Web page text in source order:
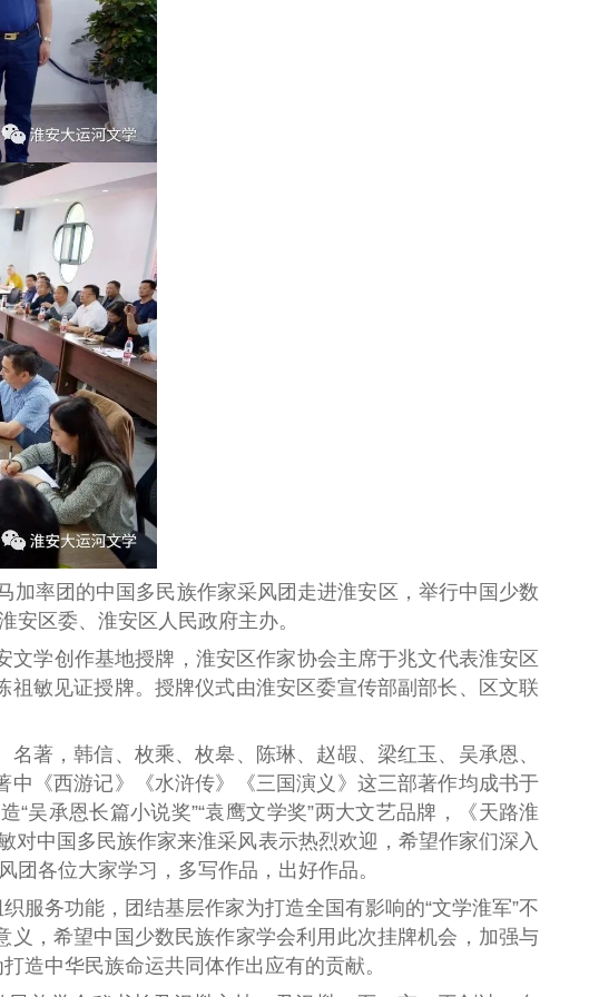
率团的中国多民族作家采风团走进淮安区，举行中国少数
安区委、淮安区人民政府主办。
学创作基地授牌，淮安区作家协会主席于兆文代表淮安区
祖敏见证授牌。授牌仪式由淮安区委宣传部副部长、区文联
著，韩信、枚乘、枚皋、陈琳、赵嘏、梁红玉、吴承恩、
《西游记》《水浒传》《三国演义》这三部著作均成书于
吴承恩长篇小说奖”“袁鹰文学奖”两大文艺品牌，《天路淮
中国多民族作家来淮采风表示热烈欢迎，希望作家们深入
团各位大家学习，多写作品，出好作品。
服务功能，团结基层作家为打造全国有影响的“文学淮军”不
，希望中国少数民族作家学会利用此次挂牌机会，加强与
造中华民族命运共同体作出应有的贡献。